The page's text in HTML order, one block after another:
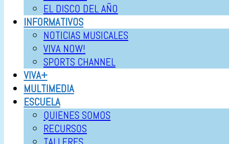
EL DISCO DEL AÑO
INFORMATIVOS
NOTICIAS MUSICALES
VIVA NOW!
SPORTS CHANNEL
VIVA+
MULTIMEDIA
ESCUELA
QUIENES SOMOS
RECURSOS